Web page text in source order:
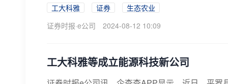
工大科雅 证券
生态农业
证券时报·e公司
2024-08-12 10:09
工大科雅等成立能源科技新公司